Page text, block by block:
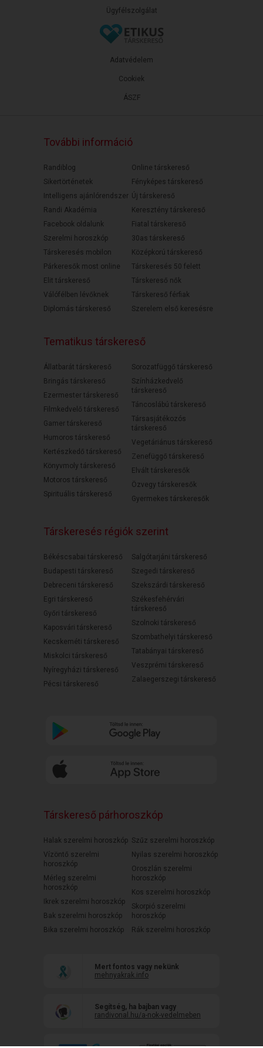
Ügyfélszolgálat
ÁSZF
Adatvédelem
Cookiek
További információ
Randiblog
Sikertörténetek
Intelligens ajánlórendszer
Randi Akadémia
Facebook oldalunk
Szerelmi horoszkóp
Társkeresés mobilon
Párkeresők most online
Elit társkereső
Válófélben lévőknek
Diplomás társkereső
Online társkereső
Fényképes társkereső
Új társkereső
Keresztény társkereső
Fiatal társkereső
30as társkereső
Középkorú társkereső
Társkeresés 50 felett
Társkereső nők
Társkereső férfiak
Szerelem első keresésre
Tematikus társkereső
Állatbarát társkereső
Bringás társkereső
Ezermester társkereső
Filmkedvelő társkereső
Gamer társkereső
Humoros társkereső
Kertészkedő társkereső
Könyvmoly társkereső
Motoros társkereső
Spirituális társkereső
Sorozatfüggő társkereső
Színházkedvelő
társkereső
Táncoslábú társkereső
Társasjátékozós
társkereső
Vegetáriánus társkereső
Zenefüggő társkereső
Elvált társkeresők
Özvegy társkeresők
Gyermekes társkeresők
Társkeresés régiók szerint
Békéscsabai társkereső
Budapesti társkereső
Debreceni társkereső
Egri társkereső
Győri társkereső
Kaposvári társkereső
Kecskeméti társkereső
Miskolci társkereső
Nyíregyházi társkereső
Pécsi társkereső
Salgótarjáni társkereső
Szegedi társkereső
Szekszárdi társkereső
Székesfehérvári
társkereső
Szolnoki társkereső
Szombathelyi társkereső
Tatabányai társkereső
Veszprémi társkereső
Zalaegerszegi társkereső
Társkereső párhoroszkóp
Halak szerelmi horoszkóp
Vízöntő szerelmi
horoszkóp
Mérleg szerelmi
horoszkóp
Ikrek szerelmi horoszkóp
Bak szerelmi horoszkóp
Bika szerelmi horoszkóp
Szűz szerelmi horoszkóp
Nyilas szerelmi horoszkóp
Oroszlán szerelmi
horoszkóp
Kos szerelmi horoszkóp
Skorpió szerelmi
horoszkóp
Rák szerelmi horoszkóp
Mert fontos vagy nekünk
mehnyakrak.info
Segítség, ha bajban vagy
randivonal.hu/a-nok-vedelmeben